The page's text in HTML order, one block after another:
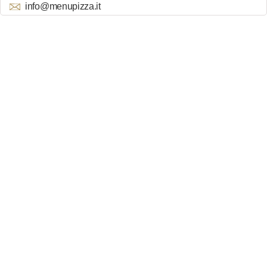
info@menupizza.it